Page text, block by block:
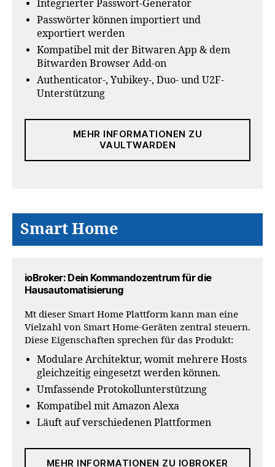
Integrierter Passwort-Generator
Passwörter können importiert und
exportiert werden
Kompatibel mit der Bitwaren App & dem
Bitwarden Browser Add-on
Authenticator-, Yubikey-, Duo- und U2F-
Unterstützung
MEHR INFORMATIONEN ZU
VAULTWARDEN
Smart Home
ioBroker: Dein Kommandozentrum für die
Hausautomatisierung
Mt dieser Smart Home Plattform kann man eine
Vielzahl von Smart Home-Geräten zentral steuern.
Diese Eigenschaften sprechen für das Produkt:
Modulare Architektur, womit mehrere Hosts
gleichzeitig eingesetzt werden können.
Umfassende Protokollunterstützung
Kompatibel mit Amazon Alexa
Läuft auf verschiedenen Plattformen
MEHR INFORMATIONEN ZU IOBROKER